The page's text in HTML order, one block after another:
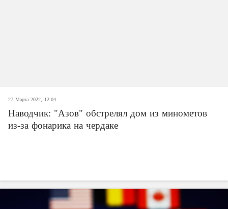
27 Марта 2022, 12:04
Наводчик: "Азов" обстрелял дом из минометов
из-за фонарика на чердаке